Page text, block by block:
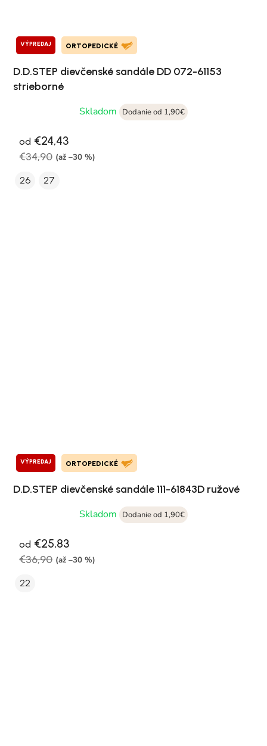
VÝPREDAJ ORTOPEDICKÉ
D.D.STEP dievčenské sandále DD 072-61153
strieborné
Skladom
Dodanie od 1,90€
od €24,43
€34,90 (až –30 %)
26 27
VÝPREDAJ ORTOPEDICKÉ
D.D.STEP dievčenské sandále 111-61843D ružové
Skladom
Dodanie od 1,90€
od €25,83
€36,90 (až –30 %)
22